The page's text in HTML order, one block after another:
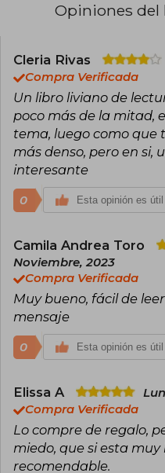
Opiniones del
Cleria Rivas
Compra Verificada
Un libro liviano de
poco más de la mitad,
tema, luego como que
más denso, pero en si,
interesante
0 Esta opinión es útil
Camila Andrea Toro
Noviembre, 2023
Compra Verificada
Muy bueno, fácil de
mensaje
0 Esta opinión es útil
Elissa A
Compra Verificada
Lo compre de regalo,
miedo, que si esta
recomendable.